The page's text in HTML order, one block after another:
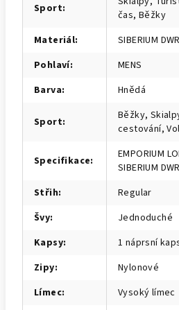
Sport:
čas, Běžky
Materiál:
SIBERIUM
Pohlaví:
MENS
Barva: Hnědá
Sport:
Běžky,
cestování,
Specifikace:
EMPORIUM
SIBERIUM
Střih:
Regular
Švy:
Jednoduché
Kapsy:
1 náprsní
Zipy:
Nylonové
Límec:
Vysoký límec